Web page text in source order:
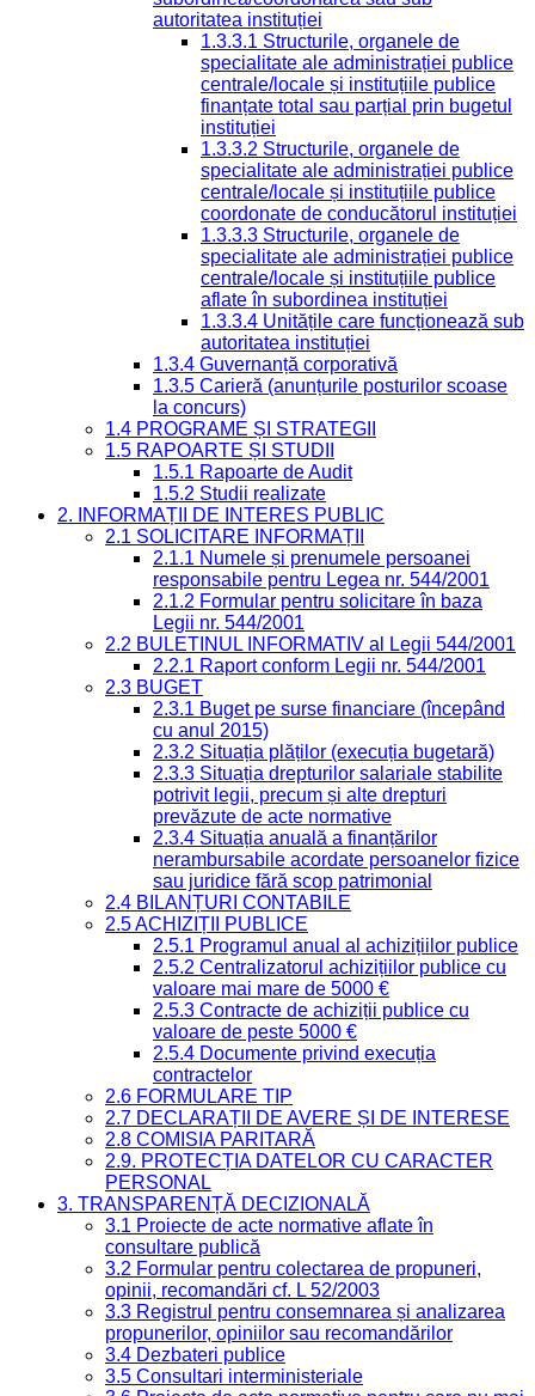
autoritatea instituției
1.3.3.1 Structurile, organele de
specialitate ale administrației publice
centrale/locale și instituțiile publice
finanțate total sau parțial prin bugetul
instituției
1.3.3.2 Structurile, organele de
specialitate ale administrației publice
centrale/locale și instituțiile publice
coordonate de conducătorul instituției
1.3.3.3 Structurile, organele de
specialitate ale administrației publice
centrale/locale și instituțiile publice
aflate în subordinea instituției
1.3.3.4 Unitățile care funcționează sub
autoritatea instituției
1.3.4 Guvernanță corporativă
1.3.5 Carieră (anunțurile posturilor scoase
la concurs)
1.4 PROGRAME ȘI STRATEGII
1.5 RAPOARTE ȘI STUDII
1.5.1 Rapoarte de Audit
1.5.2 Studii realizate
2. INFORMAȚII DE INTERES PUBLIC
2.1 SOLICITARE INFORMAȚII
2.1.1 Numele și prenumele persoanei
responsabile pentru Legea nr. 544/2001
2.1.2 Formular pentru solicitare în baza
Legii nr. 544/2001
2.2 BULETINUL INFORMATIV al Legii 544/2001
2.2.1 Raport conform Legii nr. 544/2001
2.3 BUGET
2.3.1 Buget pe surse financiare (începând
cu anul 2015)
2.3.2 Situația plăților (execuția bugetară)
2.3.3 Situația drepturilor salariale stabilite
potrivit legii, precum și alte drepturi
prevăzute de acte normative
2.3.4 Situația anuală a finanțărilor
nerambursabile acordate persoanelor fizice
sau juridice fără scop patrimonial
2.4 BILANȚURI CONTABILE
2.5 ACHIZIȚII PUBLICE
2.5.1 Programul anual al achizițiilor publice
2.5.2 Centralizatorul achizițiilor publice cu
valoare mai mare de 5000 €
2.5.3 Contracte de achiziții publice cu
valoare de peste 5000 €
2.5.4 Documente privind execuția
contractelor
2.6 FORMULARE TIP
2.7 DECLARAȚII DE AVERE ȘI DE INTERESE
2.8 COMISIA PARITARĂ
2.9. PROTECȚIA DATELOR CU CARACTER
PERSONAL
3. TRANSPARENȚĂ DECIZIONALĂ
3.1 Proiecte de acte normative aflate în
consultare publică
3.2 Formular pentru colectarea de propuneri,
opinii, recomandări cf. L 52/2003
3.3 Registrul pentru consemnarea și analizarea
propunerilor, opiniilor sau recomandărilor
3.4 Dezbateri publice
3.5 Consultari interministeriale